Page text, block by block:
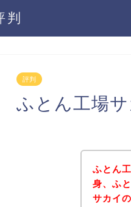
判
評判
ふとん工場
ふとん
身、ふ
サカイ